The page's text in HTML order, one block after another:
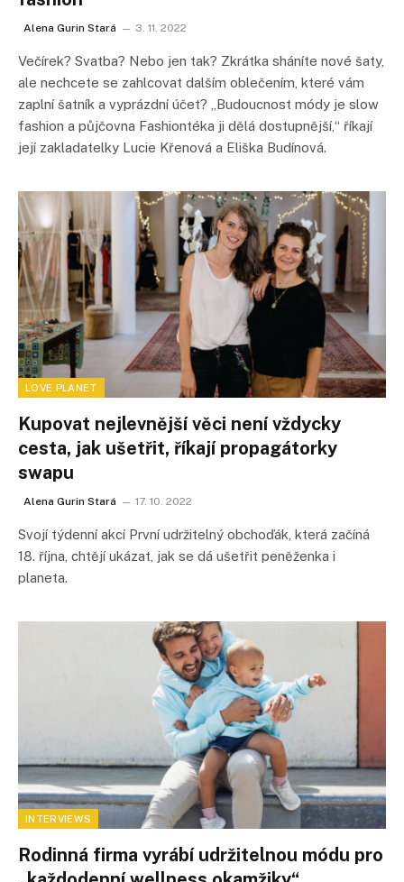
Alena Gurin Stará 3. 11. 2022
Večírek? Svatba? Nebo jen tak? Zkrátka sháníte nové šaty,
ale nechcete se zahlcovat dalším oblečením, které vám
zaplní šatník a vyprázdní účet? „Budoucnost módy je slow
fashion a půjčovna Fashiontéka ji dělá dostupnější,“ říkají
její zakladatelky Lucie Křenová a Eliška Budínová.
LOVE PLANET
Kupovat nejlevnější věci není vždycky
cesta, jak ušetřit, říkají propagátorky
swapu
Alena Gurin Stará 17. 10. 2022
Svojí týdenní akcí První udržitelný obchoďák, která začíná
18. října, chtějí ukázat, jak se dá ušetřit peněženka i
planeta.
INTERVIEWS
Rodinná firma vyrábí udržitelnou módu pro